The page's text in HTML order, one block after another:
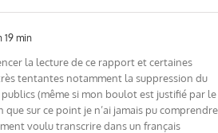
19 min
la lecture de ce rapport et certaines
tentantes notamment la suppression du
publics (même si mon boulot est justifié par le
que sur ce point je n’ai jamais pu comprendre
voulu transcrire dans un français